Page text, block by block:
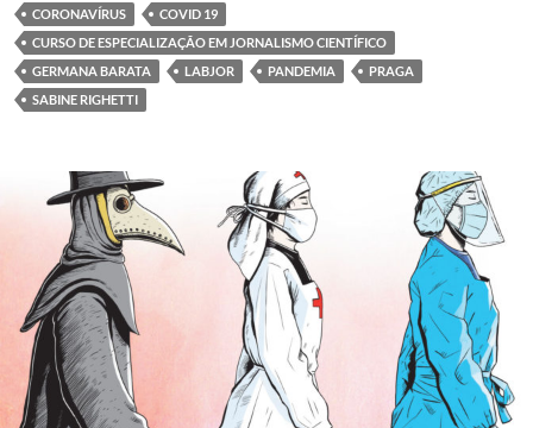
CORONAVÍRUS
COVID 19
CURSO DE ESPECIALIZAÇÃO EM JORNALISMO CIENTÍFICO
GERMANA BARATA
LABJOR PANDEMIA
PRAGA
SABINE RIGHETTI